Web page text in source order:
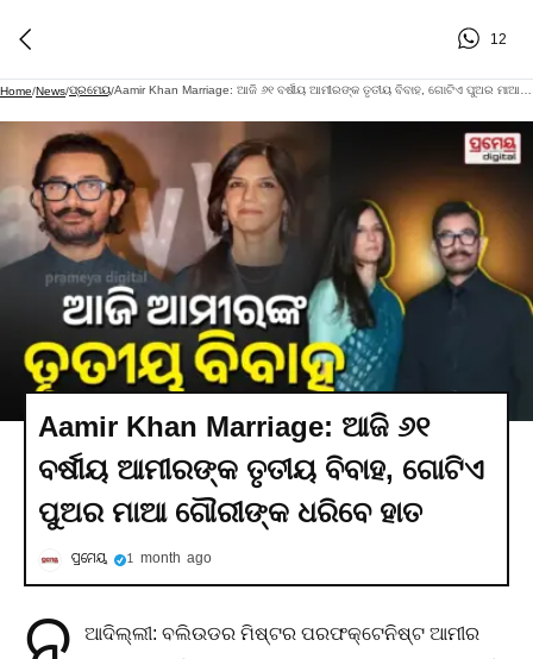
12
Home/News/ପ୍ରମେୟ/
Aamir Khan Marriage: ଆଜି ୬୧
ବର୍ଷୀୟ ଆମୀରଙ୍କ ତୃତୀୟ ବିବାହ, ଗୋଟିଏ
ପୁଅର ମାଆ ଗୌରୀଙ୍କ ଧରିବେ ହାତ
ପ୍ରମେୟ 1 month ago
ଆଦିଲ୍ଲୀ: ବଲିଉଡର ମିଷ୍ଟର ପରଫକ୍ଟେନିଷ୍ଟ ଆମୀର